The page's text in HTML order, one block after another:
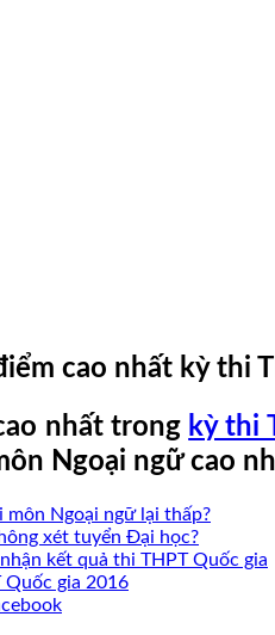
cao nhất kỳ thi
nhất trong kỳ thi
Ngoại ngữ cao
môn Ngoại ngữ lại thấp?
xét tuyển Đại học?
kết quả thi THPT Quốc gia
Quốc gia 2016